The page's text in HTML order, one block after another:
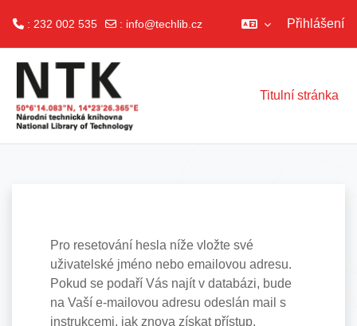
: 232 002 535 : info@techlib.cz Přihlášení
Titulní stránka
Pro resetování hesla níže vložte své
uživatelské jméno nebo emailovou adresu.
Pokud se podaří Vás najít v databázi, bude
na Vaší e-mailovou adresu odeslán mail s
instrukcemi, jak znova získat přístup.